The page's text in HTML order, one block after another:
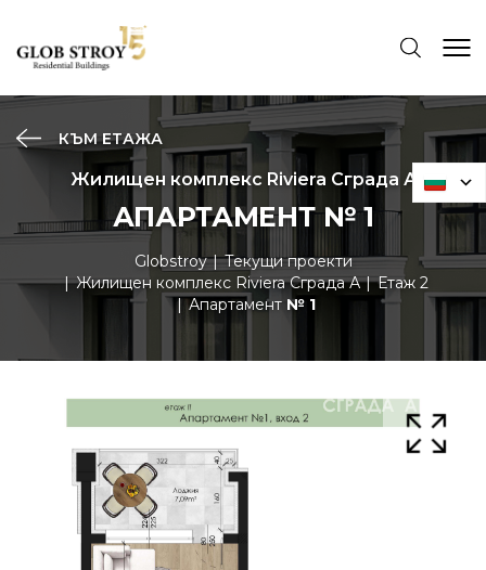
КЪМ ЕТАЖА
Жилищен комплекс Riviera Сграда А
АПАРТАМЕНТ № 1
Globstroy
Текущи проекти
Жилищен комплекс Riviera Сграда А
Етаж 2
Апартамент № 1